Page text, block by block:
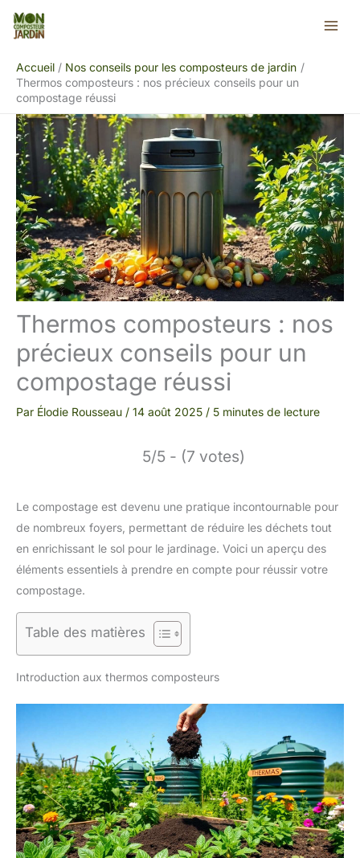
Aller
Accueil
Nos conseils pour les composteurs de jardin
Thermos composteurs : nos précieux conseils pour un
compostage réussi
Thermos composteurs : nos
précieux conseils pour un
compostage réussi
Par Élodie Rousseau / 14 août 2025 / 5 minutes de lecture
5/5 - (7 votes)
Le compostage est devenu une pratique incontournable pour
de nombreux foyers, permettant de réduire les déchets tout
en enrichissant le sol pour le jardinage. Voici un aperçu des
éléments essentiels à prendre en compte pour réussir votre
compostage.
Table des matières
Introduction aux thermos composteurs
Rechercher